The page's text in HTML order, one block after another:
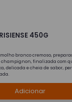
450G
branco cremoso,
champignon, finalizada com
delicada e cheia de sabor,
Adicionar